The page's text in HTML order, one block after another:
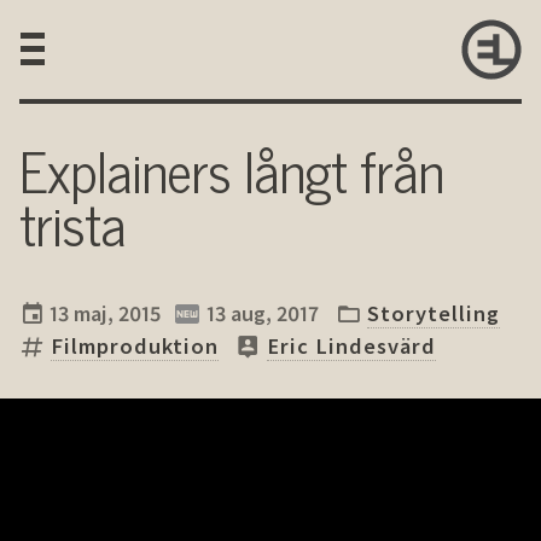
Explainers långt från
trista
13 maj, 2015 13 aug, 2017
Storytelling
Filmproduktion
Eric Lindesvärd